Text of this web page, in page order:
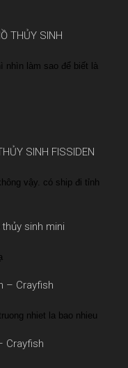
THỦY SINH
nhìn làm sao để biết là
SINH FISSIDEN
vậy. có ship đi tỉnh
sinh mini
– Crayfish
nhiet la bao nhieu
Crayfish